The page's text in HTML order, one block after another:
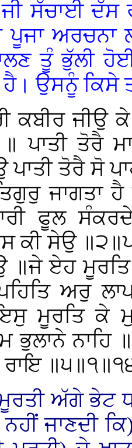
ਸੱਚਾਈ ਦੱਸ
ਪੂਜਾ
ਤੂੰ ਭੁੱਲੀ
ਉਸਨੂੰ ਕਿਸੇ
ਕਬੀਰ
ਪਾਤੀ ਤੋਰੈ
ਪਾਤੀ ਤੋਰੈ ਸੋ
ਜਾਗਤਾ
ਫੂਲ
ਕੀ ਸੇਉ
॥ਜੇ ਏਹ
ਅਰੁ
ਮੂਰਤਿ ਕੇ
ਭੁਲਾਨੇ ਨਾਹਿ
ਰਾਇ
ਅੱਗੇ ਭੇਟ
ਜਾਣਦੀ